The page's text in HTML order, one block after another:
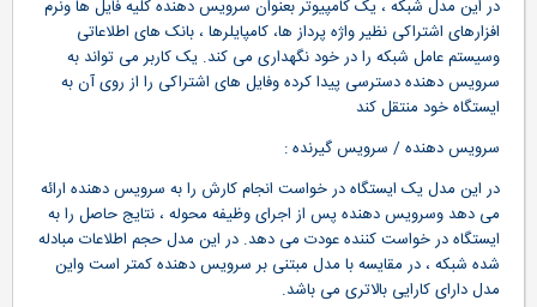
در اين مدل شبکه ، يک کامپيوتر بعنوان سرويس دهنده کليه فايل ها ونرم
افزارهای اشتراکی نظير واژه پرداز ها، کامپايلرها ، بانک های اطلاعاتی
وسيستم عامل شبکه را در خود نگهداری می کند. يک کاربر می تواند به
سرويس دهنده دسترسی پيدا کرده وفايل های اشتراکی را از روی آن به
ايستگاه خود منتقل کند
سرويس دهنده / سرويس گيرنده :
در اين مدل يک ايستگاه در خواست انجام کارش را به سرويس دهنده ارائه
می دهد وسرويس دهنده پس از اجرای وظيفه محوله ، نتايج حاصل را به
ايستگاه در خواست کننده عودت می دهد. در اين مدل حجم اطلاعات مبادله
شده شبکه ، در مقايسه با مدل مبتنی بر سرويس دهنده کمتر است واين
مدل دارای کارايی بالاتری می باشد.